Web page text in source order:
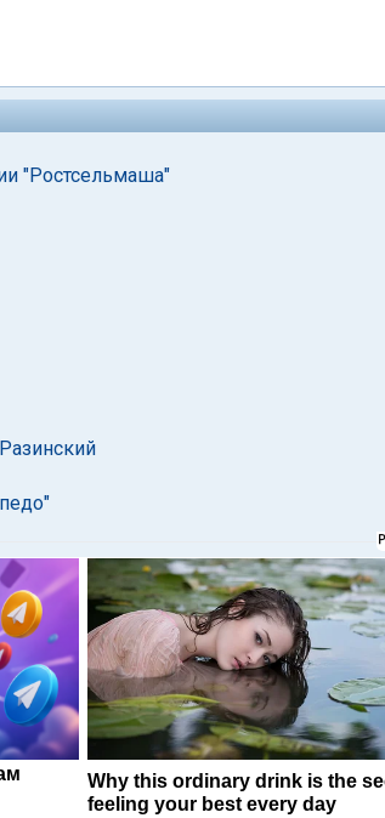
"Ростсельмаша"
Why this ordinary drink is the
feeling your best every day